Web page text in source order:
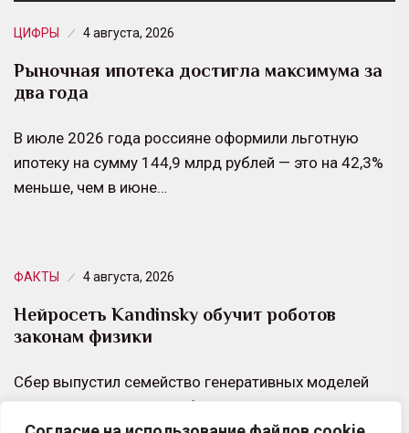
ЦИФРЫ 4 августа, 2026
Рыночная ипотека достигла максимума за
два года
В июле 2026 года россияне оформили льготную
ипотеку на сумму 144,9 млрд рублей — это на 42,3%
меньше, чем в июне…
ФАКТЫ 4 августа, 2026
Нейросеть Kandinsky обучит роботов
законам физики
Сбер выпустил семейство генеративных моделей
Kandinsky WM 1.0. Они обучены генерировать видео,